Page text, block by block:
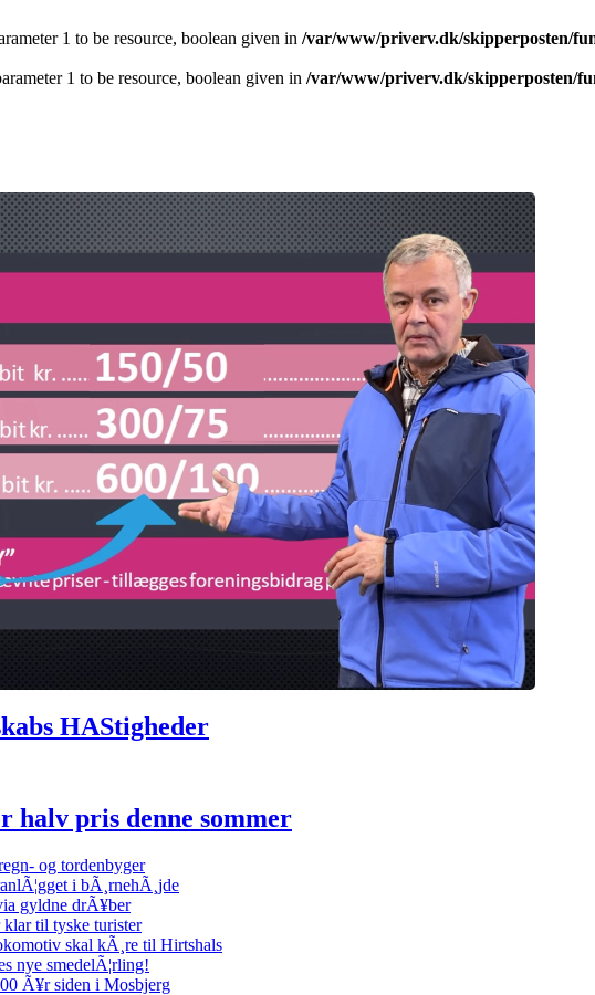
1 to be resource, boolean given in /var/www/priverv.dk/skipperposten/
1 to be resource, boolean given in /var/www/priverv.dk/skipperposten/
HAStigheder
halv pris denne sommer
og tordenbyger
i bÃ¸rnehÃ¸jde
gyldne drÃ¥ber
til tyske turister
skal kÃ¸re til Hirtshals
nye smedelÃ¦rling!
Ã¥r siden i Mosbjerg